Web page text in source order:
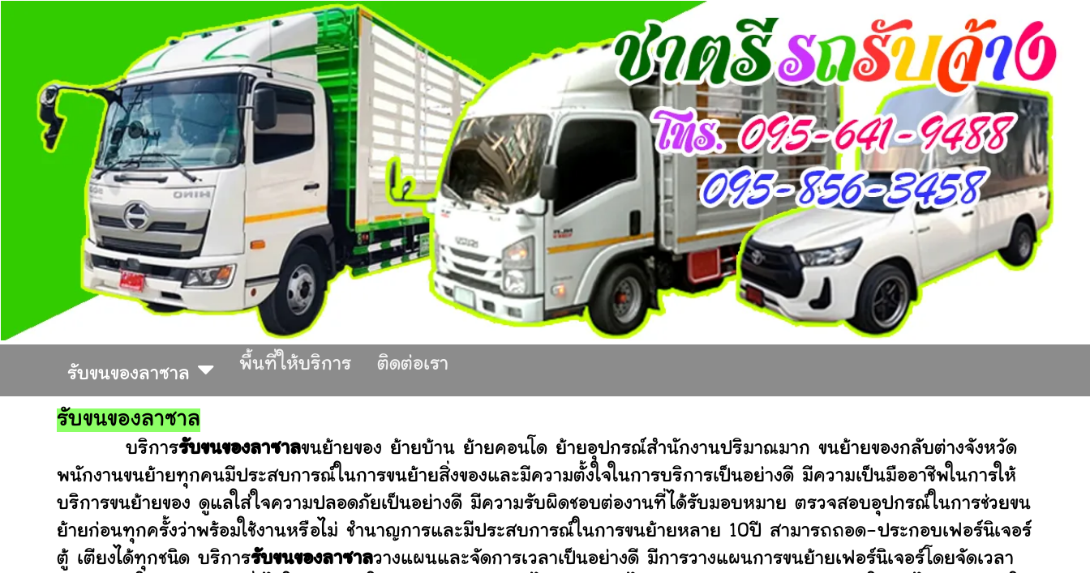
รับขนของลาซาล
พื้นที่ให้บริการ ติดต่อเรา
รับขนของลาซาล
บริการรับขนของลาซาลขนย้ายของ ย้ายบ้าน ย้ายคอนโด ย้ายอุปกรณ์สำนักงานปริมาณมาก ขนย้ายของกลับต่างจังหวัด
พนักงานขนย้ายทุกคนมีประสบการณ์ในการขนย้ายสิ่งของและมีความตั้งใจในการบริการเป็นอย่างดี มีความเป็นมืออาชีพในการให้
บริการขนย้ายของ ดูแลใส่ใจความปลอดภัยเป็นอย่างดี มีความรับผิดชอบต่องานที่ได้รับมอบหมาย ตรวจสอบอุปกรณ์ในการช่วยขน
ย้ายก่อนทุกครั้งว่าพร้อมใช้งานหรือไม่ ชำนาญการและมีประสบการณ์ในการขนย้ายหลาย 10ปี สามารถถอด-ประกอบเฟอร์นิเจอร์
ตู้ เตียงได้ทุกชนิด บริการรับขนของลาซาลวางแผนและจัดการเวลาเป็นอย่างดี มีการวางแผนการขนย้ายเฟอร์นิเจอร์โดยจัดเวลา